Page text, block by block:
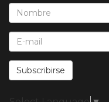
Nombre*:
E-Mail*:
Subscribirse